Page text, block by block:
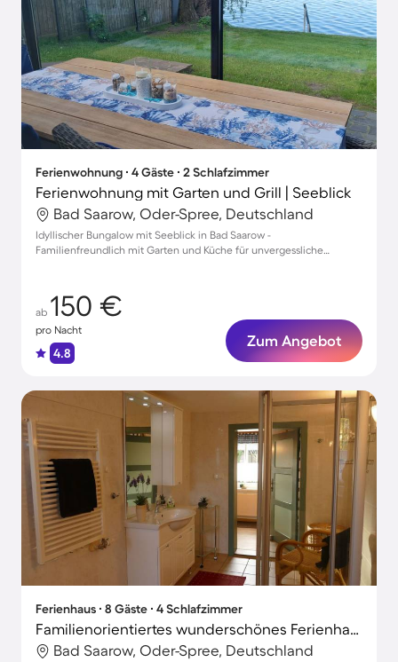
Ferienwohnung ∙ 4 Gäste ∙ 2 Schlafzimmer
Ferienwohnung mit Garten und Grill | Seeblick
Bad Saarow, Oder-Spree, Deutschland
Idyllischer Bungalow mit Seeblick in Bad Saarow -
Familienfreundlich mit Garten und Küche für unvergessliche
ab 150 €
pro Nacht
4.8
Zum Angebot
Ferienhaus ∙ 8 Gäste ∙ 4 Schlafzimmer
Familienorientiertes wunderschönes Ferienhaus mit Terrasse, Garten und Grill
Bad Saarow, Oder-Spree, Deutschland